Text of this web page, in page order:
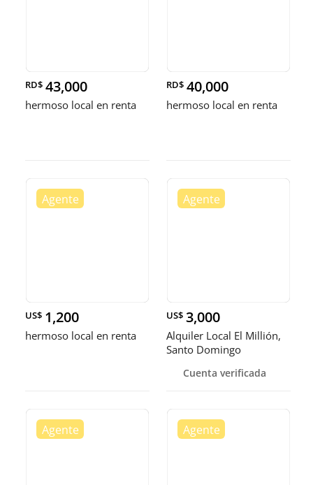
RD$ 43,000
hermoso local en renta
RD$ 40,000
hermoso local en renta
US$ 1,200
hermoso local en renta
US$ 3,000
Alquiler Local El Millión,
Santo Domingo
Cuenta verificada